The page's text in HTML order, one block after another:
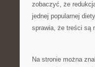
zobaczyć, że
jednej popularnej
sprawia, że treści są
Na stronie można